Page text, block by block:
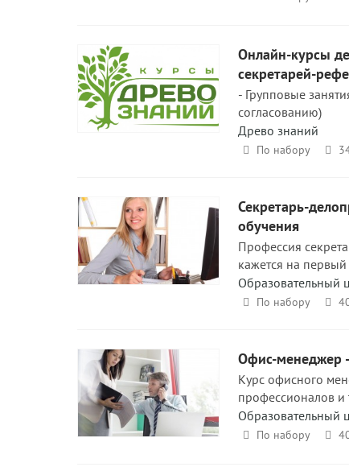
Онлайн-курсы
секретарей-
- Групповые
согласованию)
Древо знаний
По набору
Секретарь-
обучения
Профессия
кажется на первый
Образовательный
По набору
Офис-менеджер
Курс офисного
профессионалов и
Образовательный
По набору